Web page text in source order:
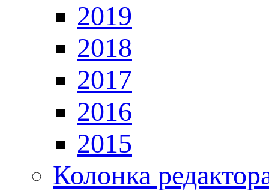
2019
2018
2017
2016
2015
Колонка